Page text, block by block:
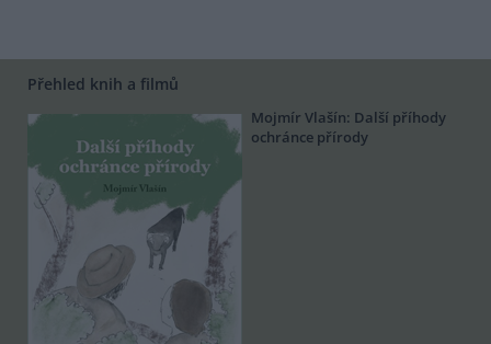
Přehled knih a filmů
Mojmír Vlašín: Další příhody
ochránce přírody